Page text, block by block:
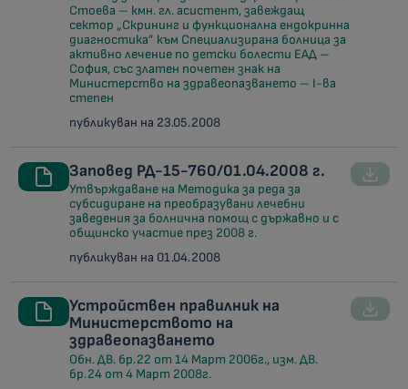
Стоева – кмн. гл. асистент, завеждащ
сектор „Скрининг и функционална ендокринна
диагностика” към Специализирана болница за
активно лечение по детски болести ЕАД –
София, със златен почетен знак на
Министерство на здравеопазването – I-ва
степен
публикуван на 23.05.2008
Заповед РД-15-760/01.04.2008 г.
Утвърждаване на Методика за реда за
субсидиране на преобразувани лечебни
заведения за болнична помощ с държавно и с
общинско участие през 2008 г.
публикуван на 01.04.2008
Устройствен правилник на
Министерството на
здравеопазването
Обн. ДВ. бр.22 от 14 Март 2006г., изм. ДВ.
бр.24 от 4 Март 2008г.